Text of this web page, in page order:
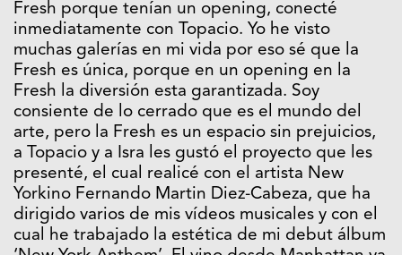
Fresh porque tenían un opening, conecté
inmediatamente con Topacio. Yo he visto
muchas galerías en mi vida por eso sé que la
Fresh es única, porque en un opening en la
Fresh la diversión esta garantizada. Soy
consiente de lo cerrado que es el mundo del
arte, pero la Fresh es un espacio sin prejuicios,
a Topacio y a Isra les gustó el proyecto que les
presenté, el cual realicé con el artista New
Yorkino Fernando Martin Diez-Cabeza, que ha
dirigido varios de mis vídeos musicales y con el
cual he trabajado la estética de mi debut álbum